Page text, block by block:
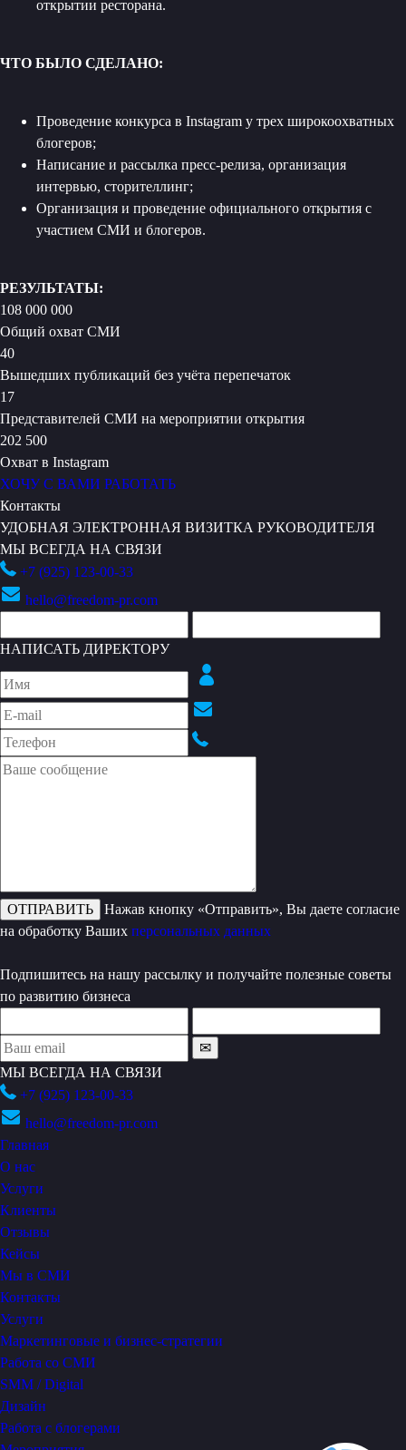
открытии ресторана.
ЧТО БЫЛО СДЕЛАНО:
Проведение конкурса в Instagram у трех широкоохватных
блогеров;
Написание и рассылка пресс-релиза, организация
интервью, сторителлинг;
Организация и проведение официального открытия с
участием СМИ и блогеров.
РЕЗУЛЬТАТЫ:
108 000 000
Общий охват СМИ
40
Вышедших публикаций без учёта перепечаток
17
Представителей СМИ на мероприятии открытия
202 500
Охват в Instagram
ХОЧУ С ВАМИ РАБОТАТЬ
Контакты
УДОБНАЯ ЭЛЕКТРОННАЯ ВИЗИТКА РУКОВОДИТЕЛЯ
МЫ ВСЕГДА НА СВЯЗИ
+7 (925) 123-00-33
hello@freedom-pr.com
НАПИСАТЬ ДИРЕКТОРУ
Нажав кнопку «Отправить», Вы даете согласие
на обработку Ваших персональных данных
Подпишитесь на нашу рассылку и получайте полезные советы
по развитию бизнеса
МЫ ВСЕГДА НА СВЯЗИ
+7 (925) 123-00-33
hello@freedom-pr.com
Главная
О нас
Услуги
Клиенты
Отзывы
Кейсы
Мы в СМИ
Контакты
Услуги
Маркетинговые и бизнес-стратегии
Работа со СМИ
SMM / Digital
Дизайн
Работа с блогерами